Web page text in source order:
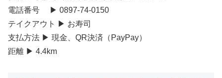
電話番号 ▶ 0897-74-0150
テイクアウト ▶ お寿司
支払方法 ▶ 現金、QR決済（PayPay）
距離 ▶ 4.4km